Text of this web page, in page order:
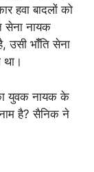
हवा बादलों को
सेना नायक
उसी भॉँति सेना
था।
युवक नायक के
है? सैनिक ने